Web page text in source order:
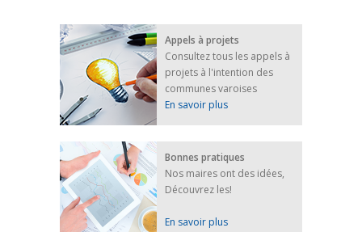
25 avril 2022
Afin d’accompagner au mieux les réfugiés
ukrainiens arrivés en France,...
FEUILLETER
Appels à projets
Consultez tous les appels à
projets à l'intention des
communes varoises
En savoir plus
Bonnes pratiques
Nos maires ont des idées,
Découvrez les!
En savoir plus